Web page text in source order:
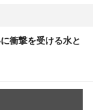
衝撃を受ける水と